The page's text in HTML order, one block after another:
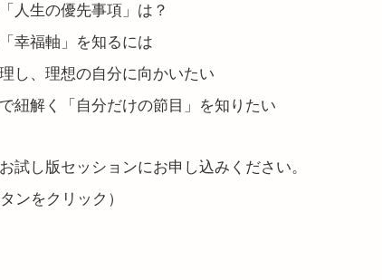
人生の優先事項」は？
幸福軸」を知るには
し、理想の自分に向かいたい
紐解く「自分だけの節目」を知りたい
試し版セッションにお申し込みください。
ンをクリック）